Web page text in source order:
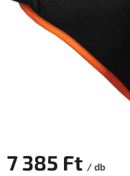
7 385 Ft / db